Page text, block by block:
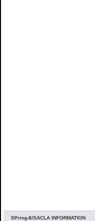
SPring-8/SACLA INFORMATION